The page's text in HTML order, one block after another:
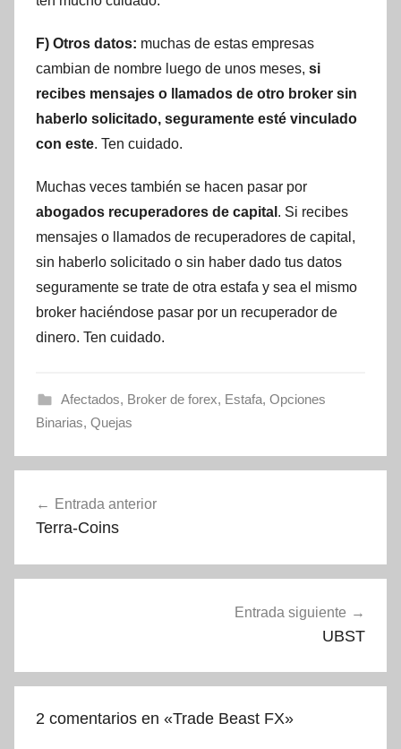
F) Otros datos: muchas de estas empresas
cambian de nombre luego de unos meses, si
recibes mensajes o llamados de otro broker sin
haberlo solicitado, seguramente esté vinculado
con este. Ten cuidado.
Muchas veces también se hacen pasar por
abogados recuperadores de capital . Si recibes
mensajes o llamados de recuperadores de capital,
sin haberlo solicitado o sin haber dado tus datos
seguramente se trate de otra estafa y sea el mismo
broker haciéndose pasar por un recuperador de
dinero. Ten cuidado.
Afectados, Broker de forex, Estafa, Opciones
Binarias, Quejas
de
Entrada anterior
Terra-Coins
Entrada siguiente
UBST
2 comentarios en «Trade Beast FX»